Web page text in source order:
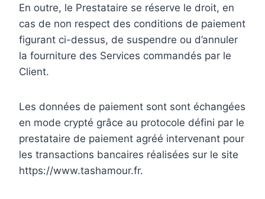
En outre, le Prestataire se réserve le droit, en
cas de non respect des conditions de paiement
figurant ci-dessus, de suspendre ou d’annuler
la fourniture des Services commandés par le
Client.
Les données de paiement sont sont échangées
en mode crypté grâce au protocole défini par le
prestataire de paiement agréé intervenant pour
les transactions bancaires réalisées sur le site
https://www.tashamour.fr.